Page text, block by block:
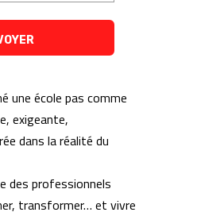
une école pas comme
exigeante,
dans la réalité du
des professionnels
transformer… et vivre